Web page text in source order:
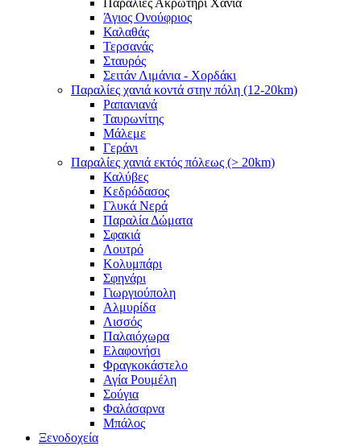
Παραλιες Ακρωτηρι Χανια
Άγιος Ονούφριος
Καλαθάς
Τερσανάς
Σταυρός
Σειτάν Λιμάνια - Χορδάκι
Παραλίες χανιά κοντά στην πόλη (12-20km)
Ραπανιανά
Ταυρωνίτης
Μάλεμε
Γεράνι
Παραλίες χανιά εκτός πόλεως (> 20km)
Καλύβες
Κεδρόδασος
Γλυκά Νερά
Παραλία Δώματα
Σφακιά
Λουτρό
Κολυμπάρι
Σφηνάρι
Γιωργιούπολη
Αλμυρίδα
Λισσός
Παλαιόχωρα
Ελαφονήσι
Φραγκοκάστελο
Αγία Ρουμέλη
Σούγια
Φαλάσαρνα
Μπάλος
Ξενοδοχεία